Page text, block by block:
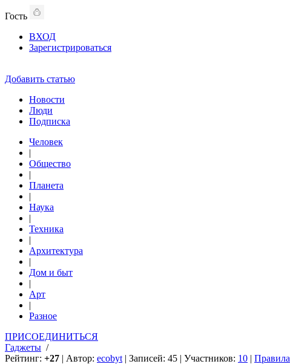
Гость
ВХОД
Зарегистрироваться
Добавить статью
Новости
Люди
Подписка
Человек
|
Общество
|
Планета
|
Наука
|
Техника
|
Архитектура
|
Дом и быт
|
Арт
|
Разное
ПРИСОЕДИНИТЬСЯ
Гаджеты /
Рейтинг: +27 | Автор: ecobyt | Записей: 45 | Участников: 10 | Правила